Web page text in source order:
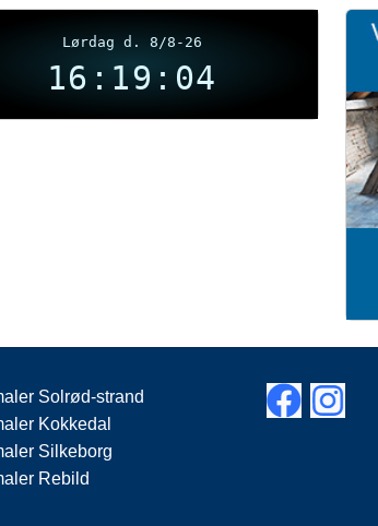
Lørdag d. 8/8-26
16:19:04
Solrød-strand
Kokkedal
Silkeborg
Rebild